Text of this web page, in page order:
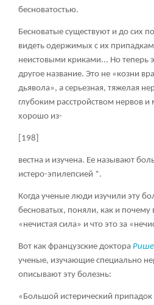
бесноватостью.
Бесноватые существуют и до сих
видеть одержимых с их
неистовыми криками... Но теперь
другое название. Это не «козни
дьявола», а серьезная, тяжелая
глубоким расстройством нервов и
хорошо из-
[198]
вестна и изучена. Ее называют
истеро-эпилепсией *.
Когда ученые люди изучили эту
бесноватых, поняли, как и почему
«нечистая сила» и что это за
Вот как французские доктора Рише
ученые, изучающие специально
описывают эту болезнь:
«Большой истерический